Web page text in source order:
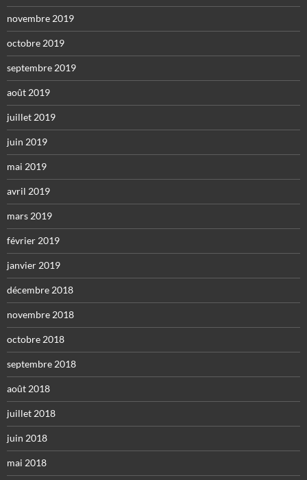
novembre 2019
octobre 2019
septembre 2019
août 2019
juillet 2019
juin 2019
mai 2019
avril 2019
mars 2019
février 2019
janvier 2019
décembre 2018
novembre 2018
octobre 2018
septembre 2018
août 2018
juillet 2018
juin 2018
mai 2018